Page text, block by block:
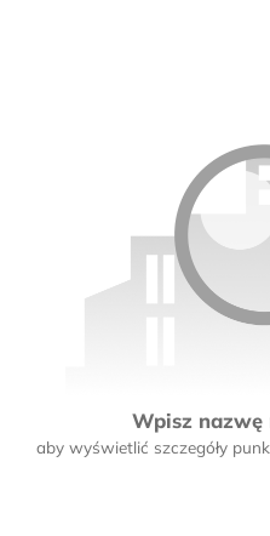
Wpisz nazwę
aby wyświetlić szczegóły